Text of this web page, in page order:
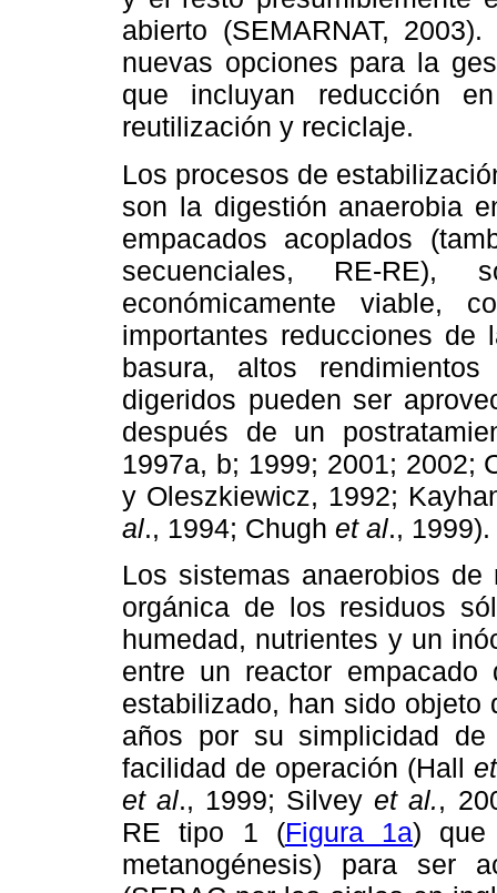
abierto (SEMARNAT,
nuevas opciones para la
que incluyan reducción
reutilización y reciclaje.
Los procesos de
son la digestión anaerobia
empacados acoplados
secuenciales, RE-
económicamente viable,
importantes reducciones de
basura, altos
digeridos pueden ser
después de un
1997a, b; 1999; 2001; 2002;
y Oleszkiewicz, 1992;
al., 1994; Chugh et al., 1999).
Los sistemas anaerobios
orgánica de los residuos
humedad, nutrientes y un
entre un reactor
estabilizado, han sido
años por su simplicidad
facilidad de operación (Hall
et al., 1999; Silveyet al.,
RE tipo 1 (Figura 1a) que
metanogénesis) para ser